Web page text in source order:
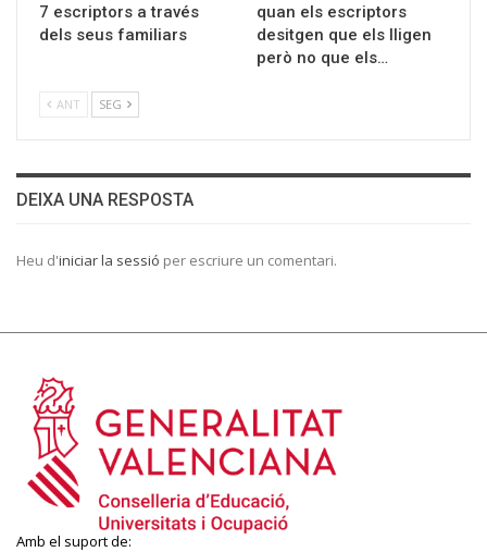
7 escriptors a través
dels seus familiars
quan els escriptors
desitgen que els lligen
però no que els…
ANT SEG
DEIXA UNA RESPOSTA
Heu d'iniciar la sessió per escriure un comentari.
Amb el suport de: